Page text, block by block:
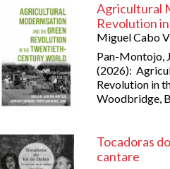
Agricultural
Revolution
Miguel Cabo
Pan-Montojo,
(2026):
Revolution in
Woodbridge,
Tocadoras
cantare